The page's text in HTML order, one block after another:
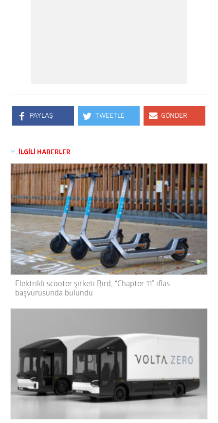
PAYLAŞ TWEETLE GÖNDER
İLGİLİ HABERLER
Elektrikli scooter şirketi Bird, “Chapter 11” iflas
başvurusunda bulundu